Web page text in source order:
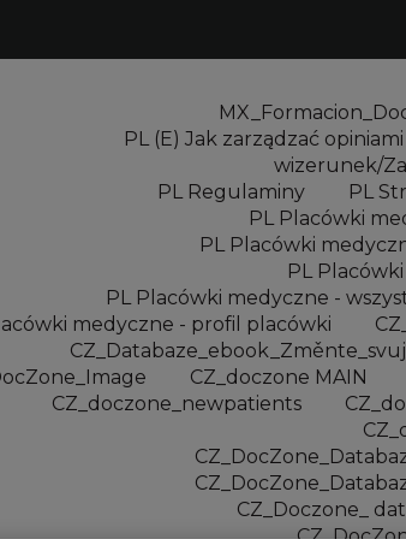
PL (E) Jak zarządzać
wizerunek/
PL Regulaminy
PL
PL Placówki
PL Placówki
PL
PL Placówki medyczne -
medyczne - profil placówki
CZ_doczone MAIN
CZ_doczone_newpatients
CZ_Doczone_